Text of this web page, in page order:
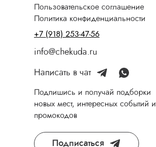
Пользовательское соглашение
Политика конфиденциальности
+7 (918) 253-47-56
info@chekuda.ru
Написать в чат
Подпишись и получай подборки
новых мест, интересных событий и
промокодов
Подписаться